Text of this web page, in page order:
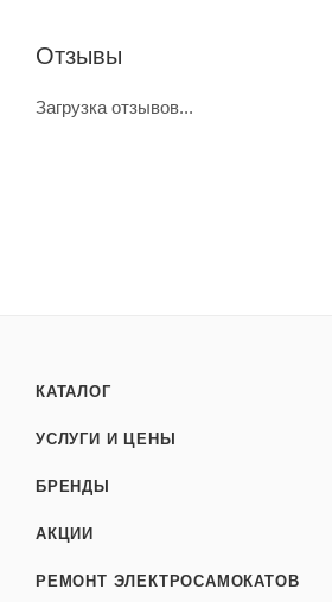
Отзывы
Загрузка отзывов...
КАТАЛОГ
УСЛУГИ И ЦЕНЫ
БРЕНДЫ
АКЦИИ
РЕМОНТ ЭЛЕКТРОСАМОКАТОВ